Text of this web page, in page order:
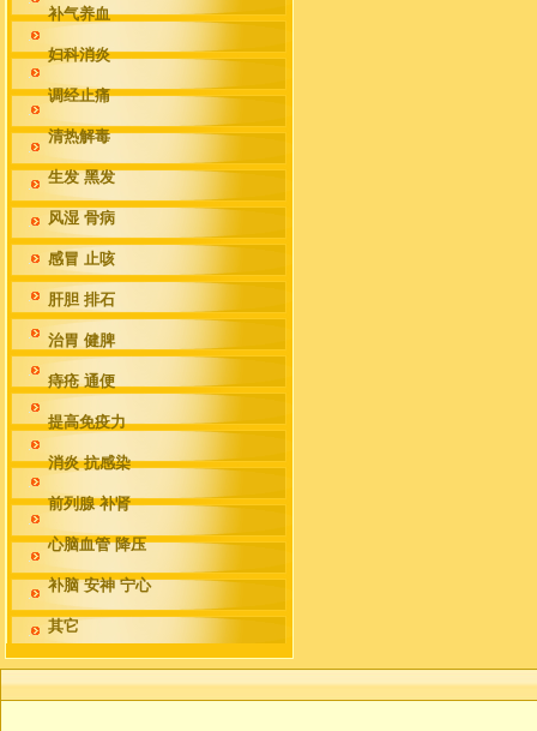
补气养血
妇科消炎
调经止痛
清热解毒
生发 黑发
风湿 骨病
感冒 止咳
肝胆 排石
治胃 健脾
痔疮 通便
提高免疫力
消炎 抗感染
前列腺 补肾
心脑血管 降压
补脑 安神 宁心
其它